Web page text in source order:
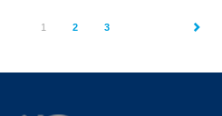
1 (current)
2 3